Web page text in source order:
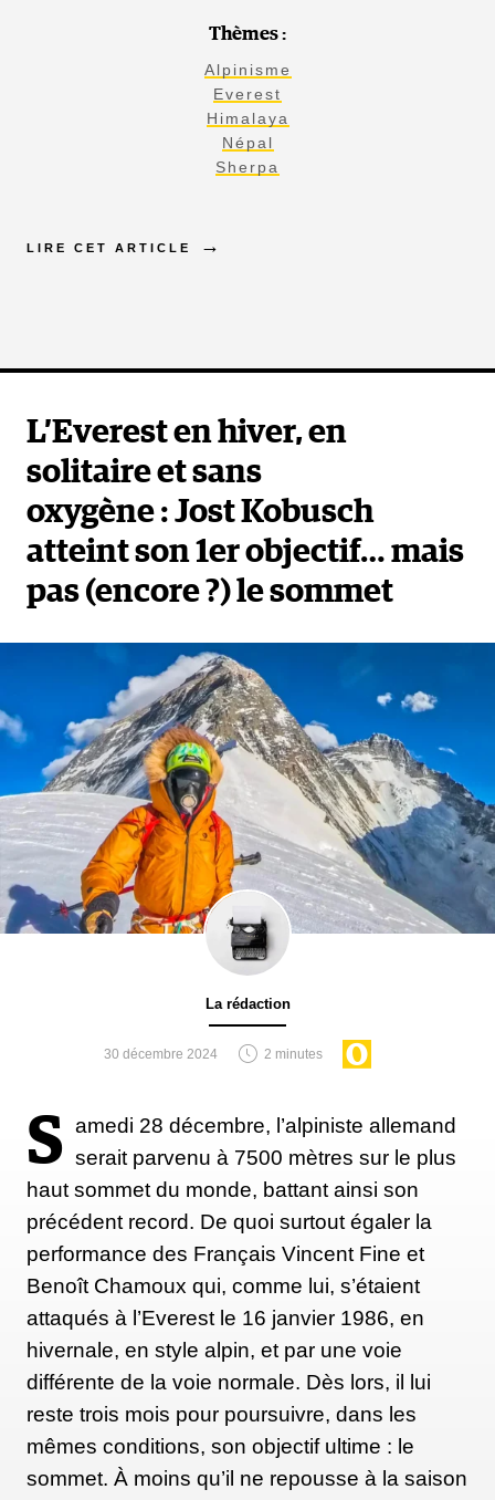
Thèmes :
Alpinisme
Everest
Himalaya
Népal
Sherpa
LIRE CET ARTICLE
L’Everest en hiver, en
solitaire et sans
oxygène : Jost Kobusch
atteint son 1er objectif… mais
pas (encore ?) le sommet
La rédaction
30 décembre 2024 2 minutes
S amedi 28 décembre, l’alpiniste allemand
serait parvenu à 7500 mètres sur le plus
haut sommet du monde, battant ainsi son
précédent record. De quoi surtout égaler la
performance des Français Vincent Fine et
Benoît Chamoux qui, comme lui, s’étaient
attaqués à l’Everest le 16 janvier 1986, en
hivernale, en style alpin, et par une voie
différente de la voie normale. Dès lors, il lui
reste trois mois pour poursuivre, dans les
mêmes conditions, son objectif ultime : le
sommet. À moins qu’il ne repousse à la saison